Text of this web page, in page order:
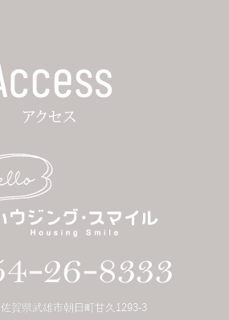
佐賀県武雄市朝日町甘久1293-3